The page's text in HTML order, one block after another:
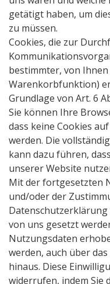
getätigt haben, um
zu müssen.
Cookies, die zur
bestimmter, von
Warenkorbfunktion)
Grundlage von Art. 6
Sie können Ihre
dass keine Cookies
werden. Die
kann dazu führen,
unserer Website
Mit der fortgesetzten
und/oder der
Datenschutzerklärung
von uns gesetzt
Nutzungsdaten
werden, auch über
hinaus. Diese
widerrufen, indem Sie